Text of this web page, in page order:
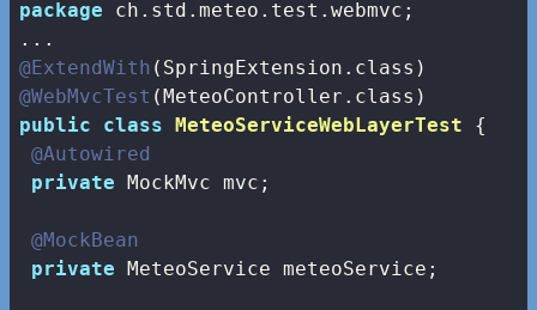
package ch.std.meteo.test.webmvc;
@ExtendWith
@WebMvcTest
public
class MeteoServiceWebLayerTest
{
@Autowired
private MockMvc mvc;
@MockBean
private MeteoService meteoService;